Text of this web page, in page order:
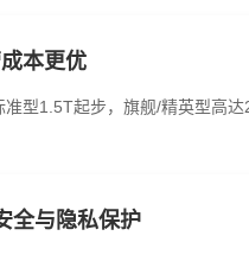
本更优
型1.5T起步，旗舰/精英型高
全与隐私保护